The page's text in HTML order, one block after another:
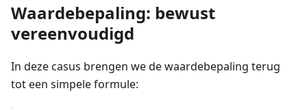
Waardebepaling: bewust
vereenvoudigd
In deze casus brengen we de waardebepaling terug
tot een simpele formule: